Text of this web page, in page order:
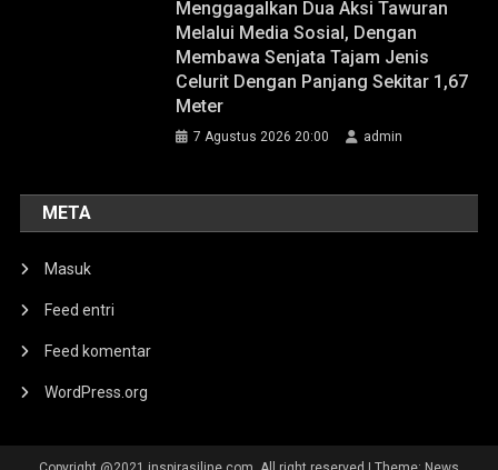
Menggagalkan Dua Aksi Tawuran
Melalui Media Sosial, Dengan
Membawa Senjata Tajam Jenis
Celurit Dengan Panjang Sekitar 1,67
Meter
7 Agustus 2026 20:00 admin
META
Masuk
Feed entri
Feed komentar
WordPress.org